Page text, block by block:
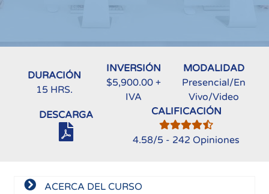
DURACIÓN
15 HRS.
INVERSIÓN
$5,900.00 +
IVA
MODALIDAD
Presencial/En
Vivo/Video
DESCARGA
CALIFICACIÓN
4.58/5 - 242 Opiniones
ACERCA DEL CURSO